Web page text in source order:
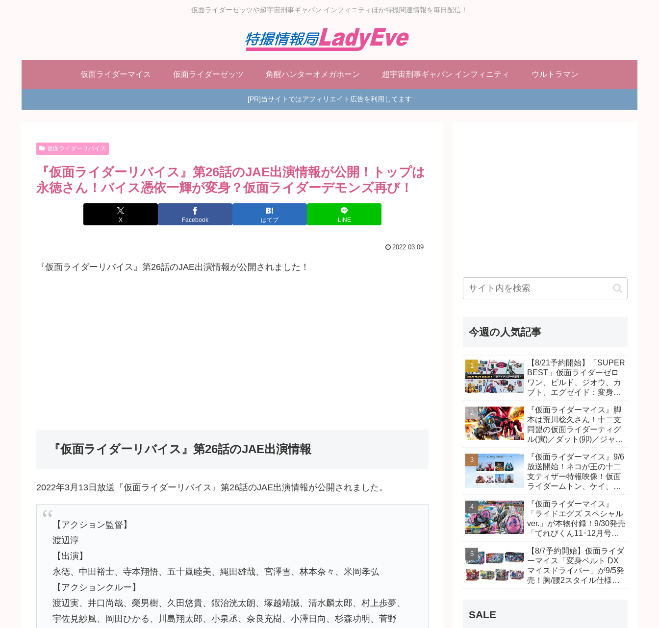
仮面ライダーゼッツや超宇宙刑事ギャバン インフィニティほか特撮関連情報を毎日配信！
仮面ライダーマイス 仮面ライダーゼッツ 角醒ハンターオメガホーン 超宇宙刑事ギャバン インフィニティ ウルトラマン
[PR]当サイトではアフィリエイト広告を利用してます
仮面ライダーリバイス
『仮面ライダーリバイス』第26話のJAE出演情報が公開！トップは
永徳さん！バイス憑依一輝が変身？仮面ライダーデモンズ再び！
X Facebook はてブ LINE
2022.03.09
『仮面ライダーリバイス』第26話のJAE出演情報が公開されました！
『仮面ライダーリバイス』第26話のJAE出演情報
2022年3月13日放送『仮面ライダーリバイス』第26話のJAE出演情報が公開されました。
【アクション監督】
渡辺淳
【出演】
永徳、中田裕士、寺本翔悟、五十嵐睦美、縄田雄哉、宮澤雪、林本奈々、米岡孝弘
【アクションクルー】
渡辺実、井口尚哉、榮男樹、久田悠貴、鍜治洸太朗、塚越靖誠、清水麟太郎、村上歩夢、
宇佐見紗風、岡田ひかる、川島翔太郎、小泉丞、奈良充樹、小澤日向、杉森功明、菅野
今週の人気記事
【8/21予約開始】「SUPER
BEST」仮面ライダーゼロ
ワン、ビルド、ジオウ、カ
ブト、エグゼイド：変身ベ
ー、DXネオディケイドライ
バー、DXホッパーゼクター
ほか12点！
『仮面ライダーマイス』脚
本は荒川稔久さん！十二支
同盟の仮面ライダーティグ
ル(寅)／ダット(卯)／ジャオ
尾達臣のキャストが発表！
トリガーのアキト金子隼也
さんも変身！
『仮面ライダーマイス』9/6
放送開始！ネコが王の十二
支ティザー特報映像！仮面
ライダームトン、ケイ、ヴ
開！ライダーは子丑寅卯辰
巳午未申酉戌亥猫猫の14
人⁉
『仮面ライダーマイス』
「ライドエグズ スペシャル
ver.」が本物付録！9/30発売
「てれびくん11･12月号」
キラキララメ入り！変身ベ
ルトにセットすれば特別な
音声が！
【8/7予約開始】仮面ライダ
ーマイス「変身ベルト DX
マイスドライバー」が9/5発
売！胸/腰2スタイル仕様！
SALE